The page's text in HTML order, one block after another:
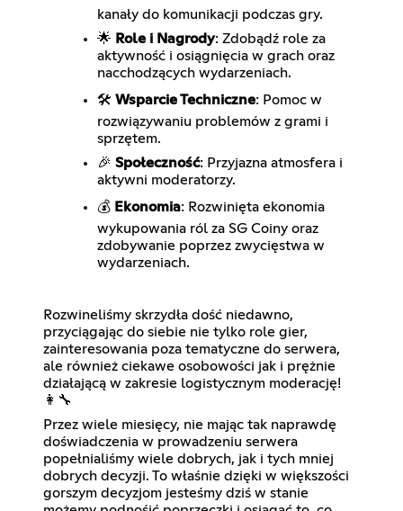
kanały do komunikacji podczas gry.
🌟 Role i Nagrody: Zdobądź role za
aktywność i osiągnięcia w grach oraz
nacchodzących wydarzeniach.
🛠️ Wsparcie Techniczne: Pomoc w
rozwiązywaniu problemów z grami i
sprzętem.
🎉 Społeczność: Przyjazna atmosfera i
aktywni moderatorzy.
💰 Ekonomia: Rozwinięta ekonomia
wykupowania ról za SG Coiny oraz
zdobywanie poprzez zwycięstwa w
wydarzeniach.
Rozwineliśmy skrzydła dość niedawno,
przyciągając do siebie nie tylko role gier,
zainteresowania poza tematyczne do serwera,
ale również ciekawe osobowości jak i prężnie
działającą w zakresie logistycznym moderację!
👩‍🔧
Przez wiele miesięcy, nie mając tak naprawdę
doświadczenia w prowadzeniu serwera
popełnialiśmy wiele dobrych, jak i tych mniej
dobrych decyzji. To właśnie dzięki w większości
gorszym decyzjom jesteśmy dziś w stanie